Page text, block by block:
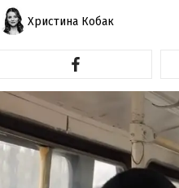
Христина Кобак